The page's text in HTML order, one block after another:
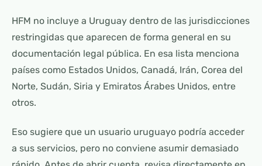
HFM no incluye a Uruguay dentro de las jurisdicciones
restringidas que aparecen de forma general en su
documentación legal pública. En esa lista menciona
países como Estados Unidos, Canadá, Irán, Corea del
Norte, Sudán, Siria y Emiratos Árabes Unidos, entre
otros.
Eso sugiere que un usuario uruguayo podría acceder
a sus servicios, pero no conviene asumir demasiado